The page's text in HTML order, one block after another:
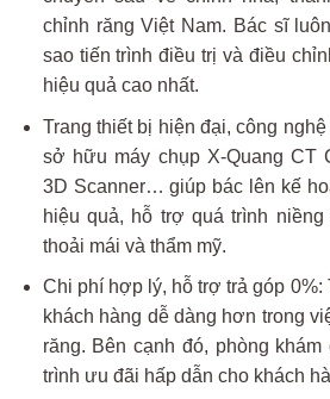
chỉnh răng Việt Nam. Bác sĩ
sao tiến trình điều trị và điều
hiệu quả cao nhất.
Trang thiết bị hiện đại, công
sở hữu máy chụp X-Quang CT
3D Scanner… giúp bác lên kế
hiệu quả, hỗ trợ quá trình
thoải mái và thẩm mỹ.
Chi phí hợp lý, hỗ trợ trả góp 0%:
khách hàng dễ dàng hơn trong
răng. Bên cạnh đó, phòng
trình ưu đãi hấp dẫn cho khách